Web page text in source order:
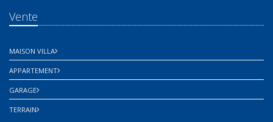
Vente
MAISON VILLA
APPARTEMENT
GARAGE
TERRAIN